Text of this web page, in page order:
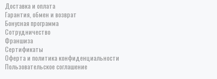
Доставка и оплата
Гарантия, обмен и возврат
Бонусная программа
Сотрудничество
Франшиза
Сертификаты
Оферта и политика конфиденциальности
Пользовательское соглашение